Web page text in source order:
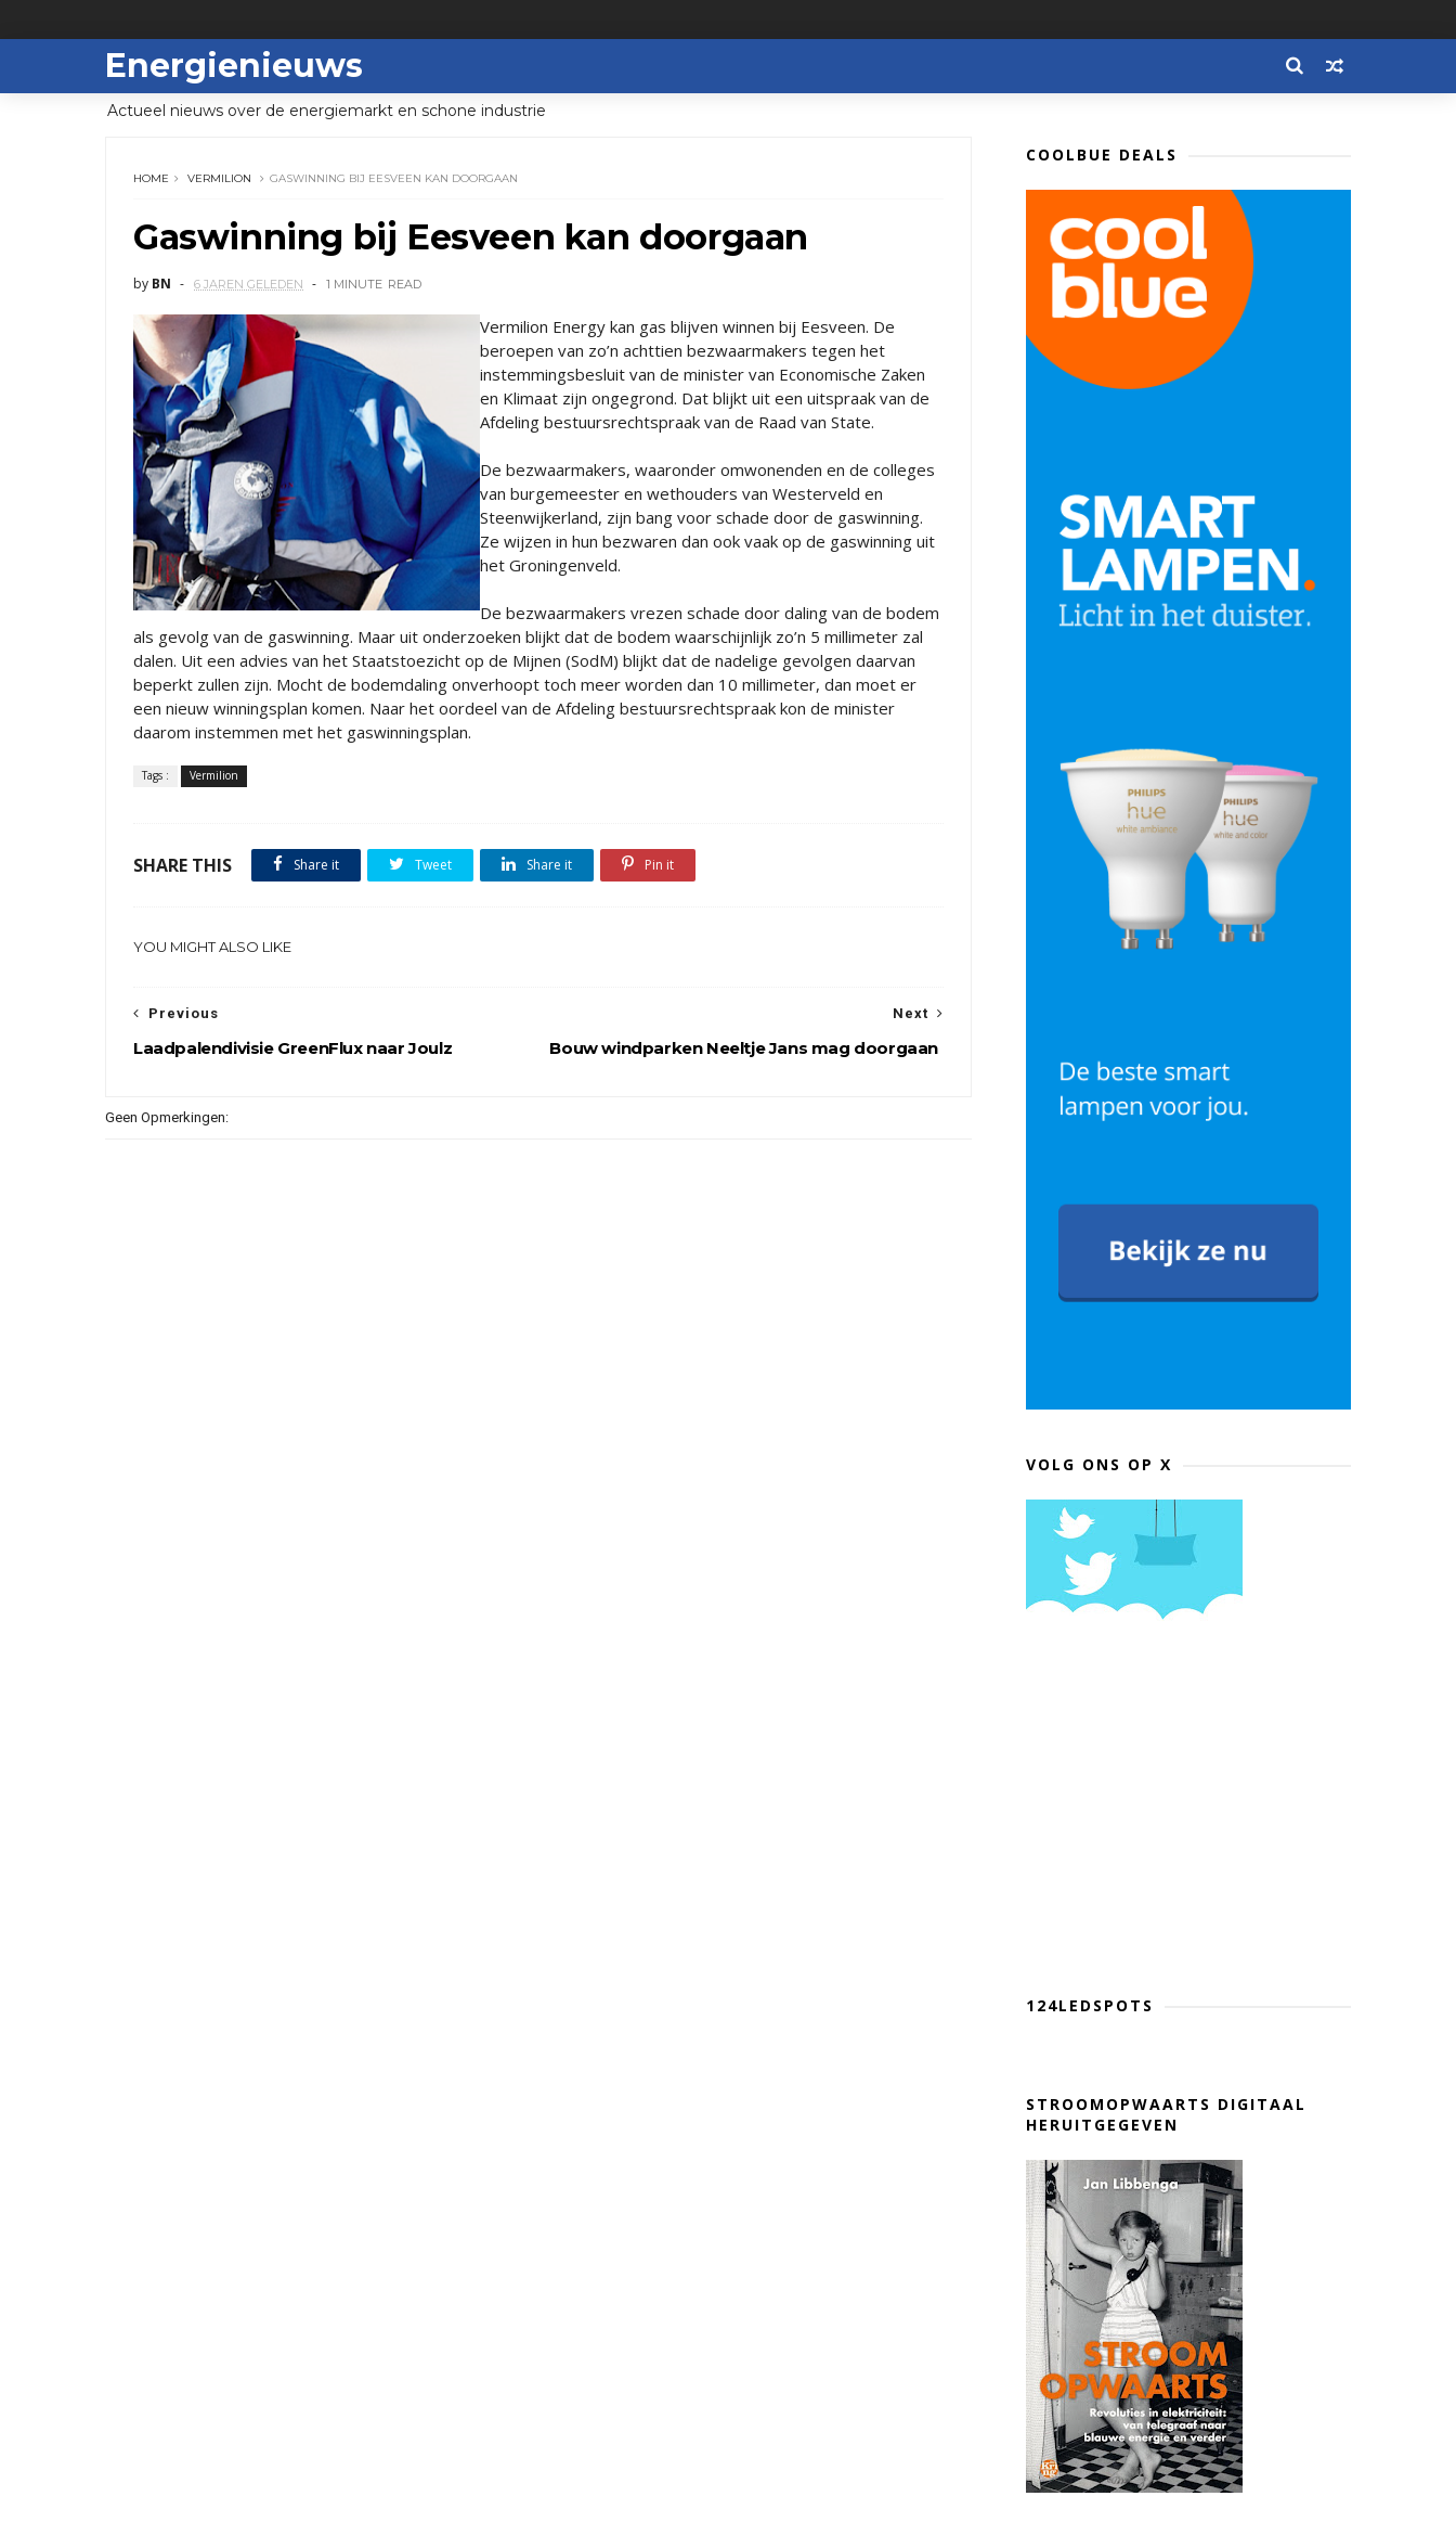
Energienieuws
Actueel nieuws over de energiemarkt en schone industrie
HOME VERMILION GAS­WIN­NING BIJ EES­VEEN KAN DOOR­GAAN
Gas­win­ning bij Ees­veen kan door­gaan
by BN 6 JAREN GELEDEN 1 MINUTE READ
Vermilion Energy kan gas blijven winnen bij Eesveen. De
beroepen van zo’n achttien bezwaarmakers tegen het
instemmingsbesluit van de minister van Economische Zaken
en Klimaat zijn ongegrond. Dat blijkt uit een uitspraak van de
Afdeling bestuursrechtspraak van de Raad van State.
De bezwaarmakers, waaronder omwonenden en de colleges
van burgemeester en wethouders van Westerveld en
Steenwijkerland, zijn bang voor schade door de gaswinning.
Ze wijzen in hun bezwaren dan ook vaak op de gaswinning uit
het Groningenveld.
De bezwaarmakers vrezen schade door daling van de bodem
als gevolg van de gaswinning. Maar uit onderzoeken blijkt dat de bodem waarschijnlijk zo’n 5 millimeter zal
dalen. Uit een advies van het Staatstoezicht op de Mijnen (SodM) blijkt dat de nadelige gevolgen daarvan
beperkt zullen zijn. Mocht de bodemdaling onverhoopt toch meer worden dan 10 millimeter, dan moet er
een nieuw winningsplan komen. Naar het oordeel van de Afdeling bestuursrechtspraak kon de minister
daarom instemmen met het gaswinningsplan.
Tags : Vermilion
SHARE THIS Share it Tweet Share it Pin it
YOU MIGHT ALSO LIKE
Next
Bouw windparken Neeltje Jans mag doorgaan
Previous
Laadpalendivisie GreenFlux naar Joulz
Geen Opmerkingen:
COOLBUE DEALS
VOLG ONS OP X
124LEDSPOTS
STROOMOPWAARTS DIGITAAL
HERUITGEGEVEN